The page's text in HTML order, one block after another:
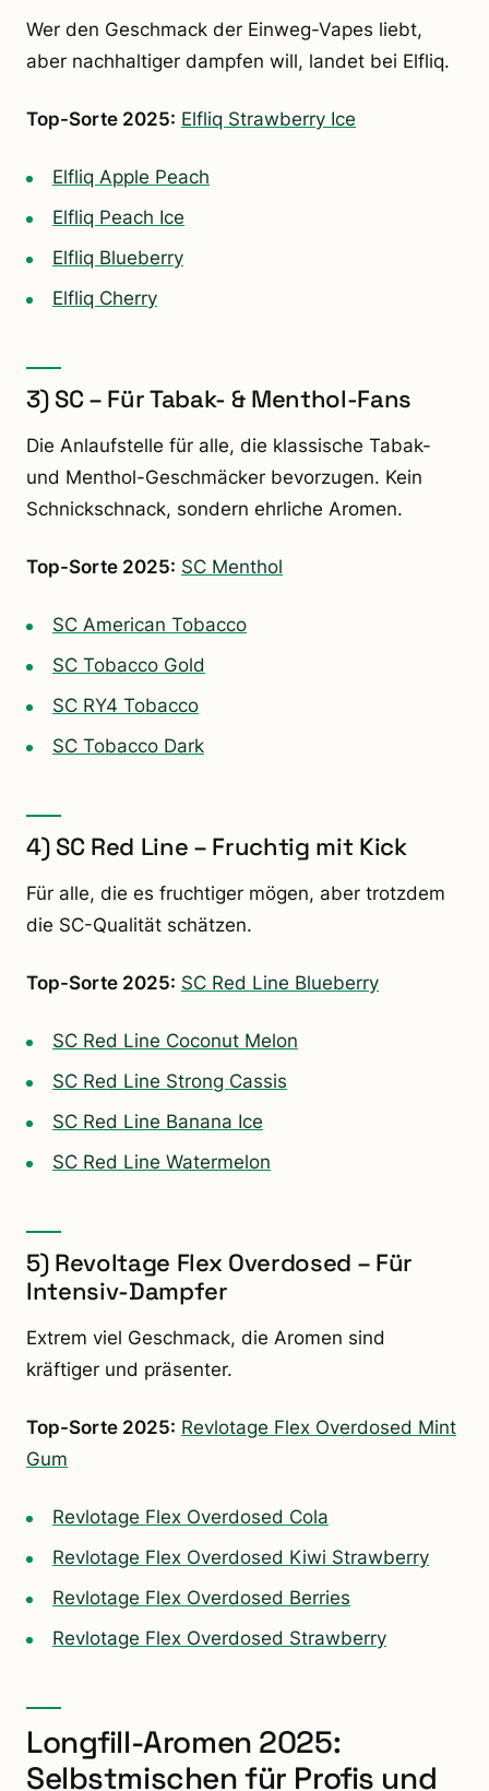
Wer den Geschmack der Einweg-Vapes liebt,
aber nachhaltiger dampfen will, landet bei Elfliq.
Top-Sorte 2025: Elfliq Strawberry Ice
Elfliq Apple Peach
Elfliq Peach Ice
Elfliq Blueberry
Elfliq Cherry
3) SC – Für Tabak- & Menthol-Fans
Die Anlaufstelle für alle, die klassische Tabak-
und Menthol-Geschmäcker bevorzugen. Kein
Schnickschnack, sondern ehrliche Aromen.
Top-Sorte 2025: SC Menthol
SC American Tobacco
SC Tobacco Gold
SC RY4 Tobacco
SC Tobacco Dark
4) SC Red Line – Fruchtig mit Kick
Für alle, die es fruchtiger mögen, aber trotzdem
die SC-Qualität schätzen.
Top-Sorte 2025: SC Red Line Blueberry
SC Red Line Coconut Melon
SC Red Line Strong Cassis
SC Red Line Banana Ice
SC Red Line Watermelon
5) Revoltage Flex Overdosed – Für
Intensiv-Dampfer
Extrem viel Geschmack, die Aromen sind
kräftiger und präsenter.
Top-Sorte 2025: Revlotage Flex Overdosed Mint
Gum
Revlotage Flex Overdosed Cola
Revlotage Flex Overdosed Kiwi Strawberry
Revlotage Flex Overdosed Berries
Revlotage Flex Overdosed Strawberry
Longfill-Aromen 2025:
Selbstmischen für Profis und